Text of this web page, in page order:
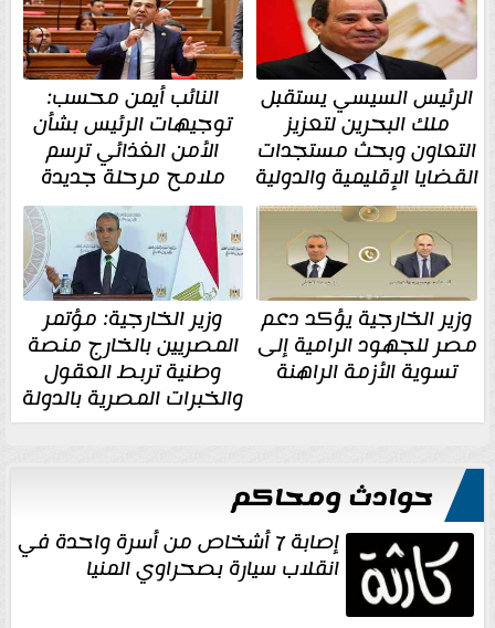
الرئيس السيسي يستقبل
ملك البحرين لتعزيز
التعاون وبحث مستجدات
القضايا الإقليمية والدولية
النائب أيمن محسب:
توجيهات الرئيس بشأن
الأمن الغذائي ترسم
ملامح مرحلة جديدة
وزير الخارجية يؤكد دعم
مصر للجهود الرامية إلى
تسوية الأزمة الراهنة
وزير الخارجية: مؤتمر
المصريين بالخارج منصة
وطنية تربط العقول
والخبرات المصرية بالدولة
حوادث ومحاكم
إصابة 7 أشخاص من أسرة واحدة في
انقلاب سيارة بصحراوي المنيا